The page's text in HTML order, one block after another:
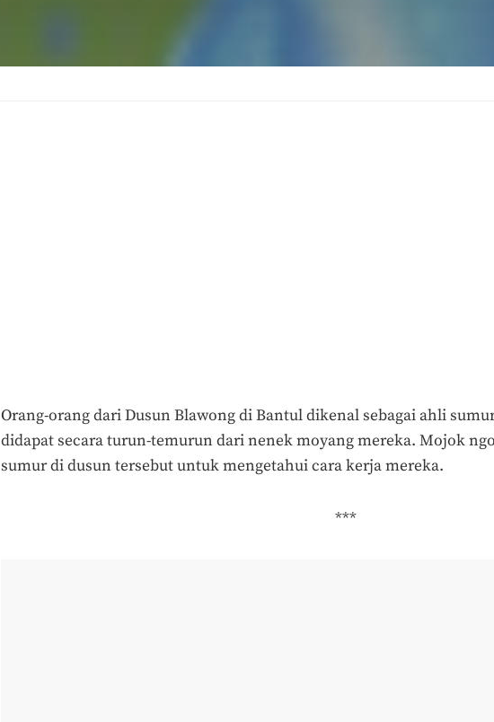
Orang-orang dari Dusun Blawong di Bantul dikenal sebagai ahli
didapat secara turun-temurun dari nenek moyang mereka. Mojok
sumur di dusun tersebut untuk mengetahui cara kerja mereka.
***